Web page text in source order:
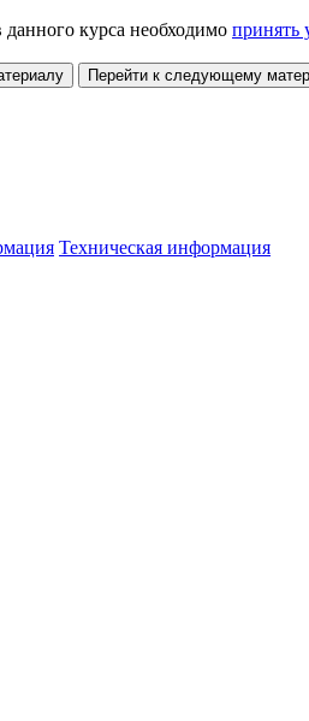
курса необходимо принять
Перейти к следующему
Техническая информация